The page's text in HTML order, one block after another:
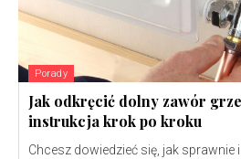
Porady
Jak odkręcić dolny zawór
instrukcja krok po kroku
Chcesz dowiedzieć się, jak sprawnie